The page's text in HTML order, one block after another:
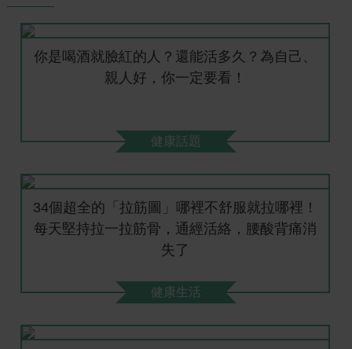
你是喝酒就臉紅的人？還能活多久？為自己、
親人好，你一定要看！
健康話題
34個超全的「拉筋圖」哪裡不舒服就拉哪裡！
每天堅持拉一拉筋骨，通經活絡，腰酸背痛消
失了
健康生活